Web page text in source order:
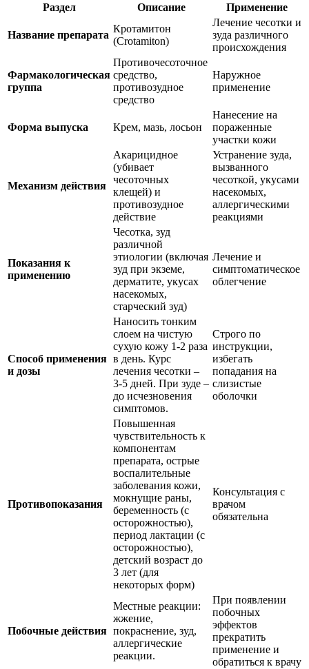
Раздел
Описание Применение
Название препарата
Кротамитон
(Crotamiton)
Лечение чесотки и
зуда различного
происхождения
Фармакологическая
группа
Противочесоточное
средство,
противозудное
средство
Наружное
применение
Форма выпуска Крем, мазь, лосьон
Нанесение на
пораженные
участки кожи
Механизм действия
Акарицидное
(убивает
чесоточных
клещей) и
противозудное
действие
Устранение зуда,
вызванного
чесоткой, укусами
насекомых,
аллергическими
реакциями
Показания к
применению
Чесотка, зуд
различной
этиологии (включая
зуд при экземе,
дерматите, укусах
насекомых,
старческий зуд)
Лечение и
симптоматическое
облегчение
Способ применения
и дозы
Наносить тонким
слоем на чистую
сухую кожу 1-2 раза
в день. Курс
лечения чесотки –
3-5 дней. При зуде –
до исчезновения
симптомов.
Строго по
инструкции,
избегать
попадания на
слизистые
оболочки
Противопоказания
Повышенная
чувствительность к
компонентам
препарата, острые
воспалительные
заболевания кожи,
мокнущие раны,
беременность (с
осторожностью),
период лактации (с
осторожностью),
детский возраст до
3 лет (для
некоторых форм)
Консультация с
врачом
обязательна
Побочные действия
Местные реакции:
жжение,
покраснение, зуд,
аллергические
реакции.
При появлении
побочных
эффектов
прекратить
применение и
обратиться к врачу